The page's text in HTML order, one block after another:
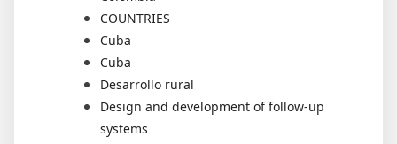
COUNTRIES
Cuba
Cuba
Desarrollo rural
Design and development of follow-up
systems